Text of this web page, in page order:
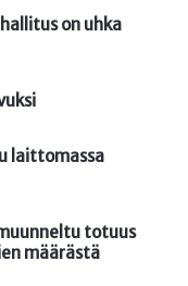
on uhka
laittomassa
totuus
määrästä